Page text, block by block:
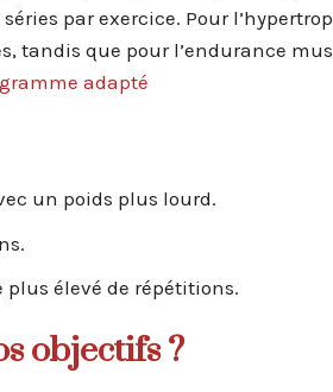
par exercice. Pour
tandis que pour l’endurance
adapté
un poids plus lourd.
plus élevé de répétitions.
objectifs ?